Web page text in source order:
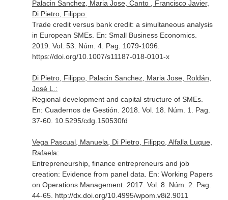
Palacin Sanchez, Maria Jose, Canto , Francisco Javier,
Di Pietro, Filippo:
Trade credit versus bank credit: a simultaneous analysis
in European SMEs. En: Small Business Economics.
2019. Vol. 53. Núm. 4. Pag. 1079-1096.
https://doi.org/10.1007/s11187-018-0101-x
Di Pietro, Filippo, Palacin Sanchez, Maria Jose, Roldán,
José L.:
Regional development and capital structure of SMEs.
En: Cuadernos de Gestión . 2018. Vol. 18. Núm. 1. Pag.
37-60. 10.5295/cdg.150530fd
Vega Pascual, Manuela, Di Pietro, Filippo, Alfalla Luque,
Rafaela:
Entrepreneurship, finance entrepreneurs and job
creation: Evidence from panel data. En: Working Papers
on Operations Management. 2017. Vol. 8. Núm. 2. Pag.
44-65. http://dx.doi.org/10.4995/wpom.v8i2.9011